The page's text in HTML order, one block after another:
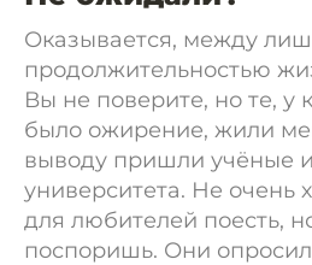
Оказывается, между
продолжительностью
Вы не поверите, но те, у
было ожирение, жили
выводу пришли учёные
университета. Не очень
для любителей поесть,
поспоришь. Они